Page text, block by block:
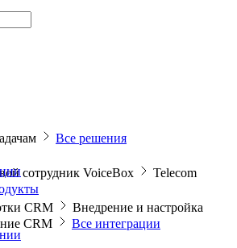
Все решения
сотрудник VoiceBox
Telecom
CRM
Внедрение и настройка
CRM Все интеграции